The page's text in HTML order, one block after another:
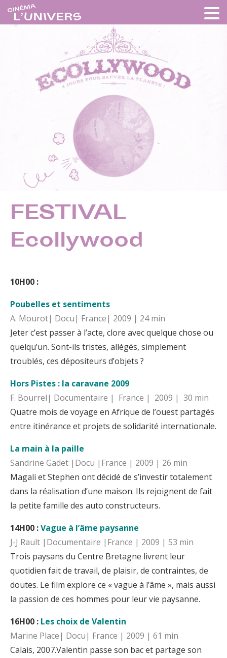
FESTIVAL
Ecollywood
10H00 :
Poubelles et sentiments
A. Mourot| Docu| France| 2009 | 24 min
Jeter c’est passer à l’acte, clore avec quelque chose ou
quelqu’un. Sont-ils tristes, allégés, simplement
troublés, ces dépositeurs d’objets ?
Hors Pistes : la caravane 2009
F. Bourrel| Documentaire | France | 2009 | 30 min
Quatre mois de voyage en Afrique de l’ouest partagés
entre itinérance et projets de solidarité internationale.
La main à la paille
Sandrine Gadet |Docu |France | 2009 | 26 min
Magali et Stephen ont décidé de s’investir totalement
dans la réalisation d’une maison. Ils rejoignent de fait
la petite famille des auto constructeurs.
14H00 :Vague à l’âme paysanne
J-J Rault |Documentaire |France | 2009 | 53 min
Trois paysans du Centre Bretagne livrent leur
quotidien fait de travail, de plaisir, de contraintes, de
doutes. Le film explore ce « vague à l’âme », mais aussi
la passion de ces hommes pour leur vie paysanne.
16H00 : Les choix de Valentin
Marine Place| Docu| France | 2009 | 61 min
Calais, 2007.Valentin passe son bac et partage son